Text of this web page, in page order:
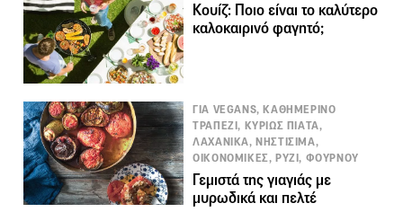
Κουίζ: Ποιο είναι το καλύτερο
καλοκαιρινό φαγητό;
ΓΙΑ VEGANS, ΚΑΘΗΜΕΡΙΝΟ
ΤΡΑΠΕΖΙ, ΚΥΡΙΩΣ ΠΙΑΤΑ,
ΛΑΧΑΝΙΚΑ, ΝΗΣΤΙΣΙΜΑ,
ΟΙΚΟΝΟΜΙΚΕΣ, ΡΥΖΙ, ΦΟΥΡΝΟΥ
Γεμιστά της γιαγιάς με
μυρωδικά και πελτέ